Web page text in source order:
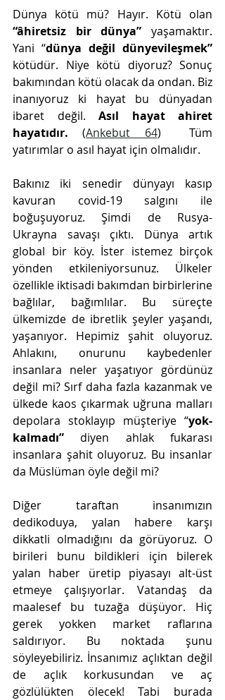
“âhiretsiz bir dünya” yaşamaktır.
Yani “dünya değil dünyevileşmek”
kötüdür. Niye kötü diyoruz? Sonuç
bakımından kötü olacak da ondan. Biz
inanıyoruz ki hayat bu dünyadan
ibaret değil. Asıl hayat ahiret
hayatıdır. (Ankebut 64)  Tüm
yatırımlar o asıl hayat için olmalıdır.
Bakınız iki senedir dünyayı kasıp
kavuran covid-19 salgını ile
boğuşuyoruz. Şimdi de Rusya-
Ukrayna savaşı çıktı. Dünya artık
global bir köy. İster istemez birçok
yönden etkileniyorsunuz. Ülkeler
özellikle iktisadi bakımdan birbirlerine
bağlılar, bağımlılar. Bu süreçte
ülkemizde de ibretlik şeyler yaşandı,
yaşanıyor. Hepimiz şahit oluyoruz.
Ahlakını, onurunu kaybedenler
insanlara neler yaşatıyor gördünüz
değil mi? Sırf daha fazla kazanmak ve
ülkede kaos çıkarmak uğruna malları
depolara stoklayıp müşteriye “yok-
kalmadı” diyen ahlak fukarası
insanlara şahit oluyoruz. Bu insanlar
da Müslüman öyle değil mi?
Diğer taraftan insanımızın
dedikoduya, yalan habere karşı
dikkatli olmadığını da görüyoruz. O
birileri bunu bildikleri için bilerek
yalan haber üretip piyasayı alt-üst
etmeye çalışıyorlar. Vatandaş da
maalesef bu tuzağa düşüyor. Hiç
gerek yokken market raflarına
saldırıyor. Bu noktada şunu
söyleyebiliriz. İnsanımız açlıktan değil
de açlık korkusundan ve aç
gözlülükten ölecek! Tabi burada